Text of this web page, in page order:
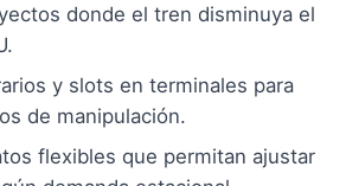
donde el tren disminuya el
y slots en terminales para
de manipulación.
flexibles que permitan ajustar